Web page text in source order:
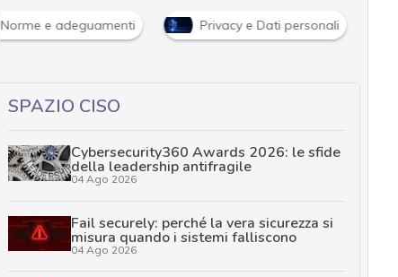
Norme e adeguamenti Privacy e Dati personali
SPAZIO CISO
Cybersecurity360 Awards 2026: le sfide
della leadership antifragile
04 Ago 2026
Fail securely: perché la vera sicurezza si
misura quando i sistemi falliscono
04 Ago 2026